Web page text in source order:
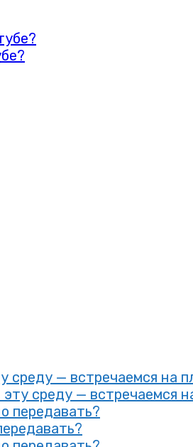
среду — встречаемся на
среду — встречаемся
передавать?